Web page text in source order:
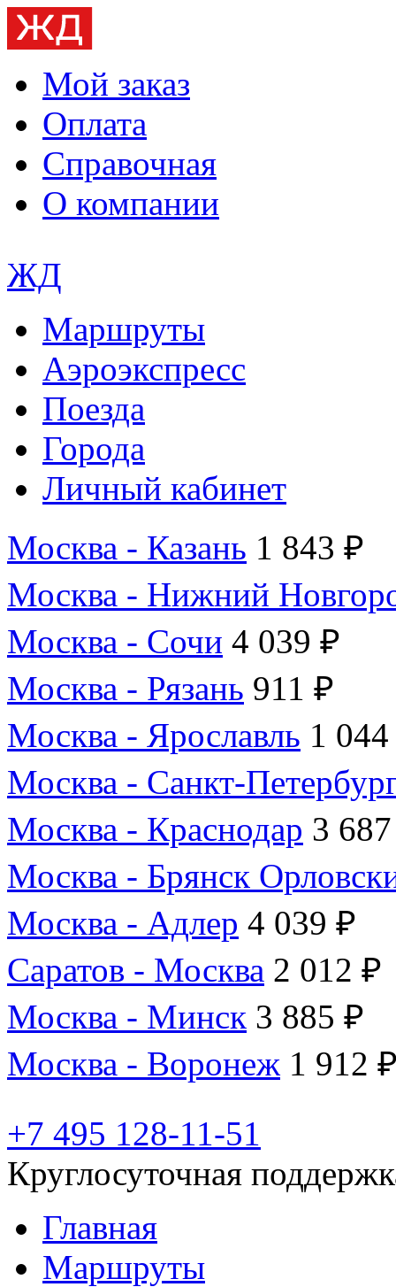
Мой заказ
Оплата
Справочная
О компании
ЖД
Маршруты
Аэроэкспресс
Поезда
Города
Личный кабинет
Москва - Казань 1 843 ₽
Москва - Нижний
Москва - Сочи 4 039 ₽
Москва - Рязань 911 ₽
Москва - Ярославль 1
Москва - Санкт-
Москва - Краснодар 3
Москва - Брянск
Москва - Адлер 4 039 ₽
Саратов - Москва 2 012 ₽
Москва - Минск 3 885 ₽
Москва - Воронеж 1 912
+7 495 128-11-51
Круглосуточная
Главная
Маршруты